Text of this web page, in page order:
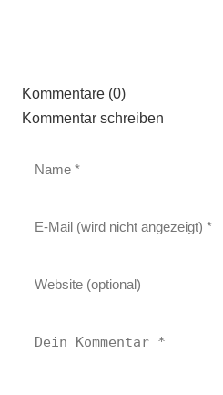
Kommentare (0)
Kommentar schreiben